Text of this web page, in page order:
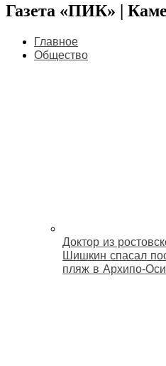
Газета «ПИК» |
Главное
Общество
Доктор из
Шишкин спасал
пляж в